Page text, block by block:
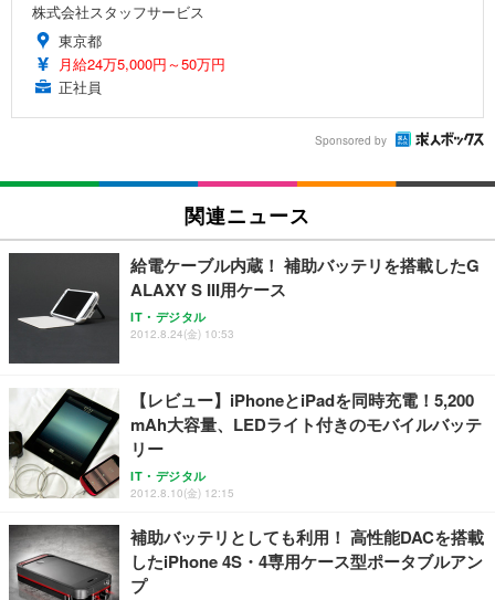
株式会社スタッフサービス
東京都
月給24万5,000円～50万円
正社員
Sponsored by
関連ニュース
給電ケーブル内蔵！ 補助バッテリを搭載したG
ALAXY S III用ケース
IT・デジタル
2012.8.24(金) 10:53
【レビュー】iPhoneとiPadを同時充電！5,200
mAh大容量、LEDライト付きのモバイルバッテ
リー
IT・デジタル
2012.8.10(金) 12:15
補助バッテリとしても利用！ 高性能DACを搭載
したiPhone 4S・4専用ケース型ポータブルアン
プ